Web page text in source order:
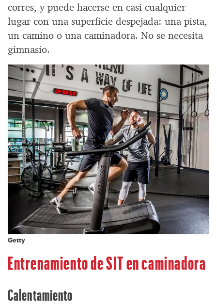
corres, y puede hacerse en casi cualquier
lugar con una superficie despejada: una pista,
un camino o una caminadora. No se necesita
gimnasio.
Getty
Entrenamiento de SIT en caminadora
Calentamiento